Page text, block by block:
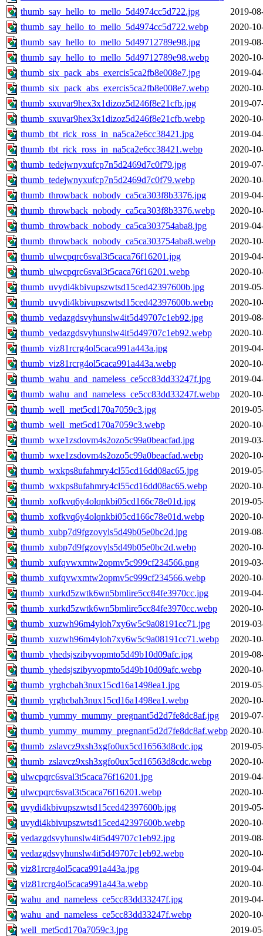
thumb_say_hello_to_mello_5d4974cc5d722.jpg
2019-
thumb_say_hello_to_mello_5d4974cc5d722.webp
2020-
thumb_say_hello_to_mello_5d49712789e98.jpg
2019-
thumb_say_hello_to_mello_5d49712789e98.webp
2020-
thumb_six_pack_abs_exercis5ca2fb8e008e7.jpg
2019-
thumb_six_pack_abs_exercis5ca2fb8e008e7.webp
2020-
thumb_sxuvar9hex3x1dizoz5d246f8e21cfb.jpg
2019-
thumb_sxuvar9hex3x1dizoz5d246f8e21cfb.webp
2020-
thumb_tbt_rick_ross_in_na5ca2e6cc38421.jpg
2019-
thumb_tbt_rick_ross_in_na5ca2e6cc38421.webp
2020-
thumb_tedejwnyxufcp7n5d2469d7c0f79.jpg
2019-
thumb_tedejwnyxufcp7n5d2469d7c0f79.webp
2020-
thumb_throwback_nobody_ca5ca303f8b3376.jpg
2019-
thumb_throwback_nobody_ca5ca303f8b3376.webp
2020-
thumb_throwback_nobody_ca5ca303754aba8.jpg
2019-
thumb_throwback_nobody_ca5ca303754aba8.webp
2020-
thumb_ulwcpqrc6sval3t5caca76f16201.jpg
2019-
thumb_ulwcpqrc6sval3t5caca76f16201.webp
2020-
thumb_uvydi4kbivupszwtsd15ced42397600b.jpg
2019-
thumb_uvydi4kbivupszwtsd15ced42397600b.webp
2020-
thumb_vedazgdsvyhunslw4it5d49707c1eb92.jpg
2019-
thumb_vedazgdsvyhunslw4it5d49707c1eb92.webp
2020-
thumb_viz81rcrg4ol5caca991a443a.jpg
2019-
thumb_viz81rcrg4ol5caca991a443a.webp
2020-
thumb_wahu_and_nameless_ce5cc83dd33247f.jpg
2019-
thumb_wahu_and_nameless_ce5cc83dd33247f.webp
2020-
thumb_well_met5cd170a7059c3.jpg
2019-
thumb_well_met5cd170a7059c3.webp
2020-
thumb_wxe1zsdovm4s2ozo5c99a0beacfad.jpg
2019-
thumb_wxe1zsdovm4s2ozo5c99a0beacfad.webp
2020-
thumb_wxkps8ufahmry4cl55cd16dd08ac65.jpg
2019-
thumb_wxkps8ufahmry4cl55cd16dd08ac65.webp
2020-
thumb_xofkvq6y4olqnkbi05cd166c78e01d.jpg
2019-
thumb_xofkvq6y4olqnkbi05cd166c78e01d.webp
2020-
thumb_xubp7d9fgzovyls5d49b05e0bc2d.jpg
2019-
thumb_xubp7d9fgzovyls5d49b05e0bc2d.webp
2020-
thumb_xufqvwxmtw2opmv5c999cf234566.png
2019-
thumb_xufqvwxmtw2opmv5c999cf234566.webp
2020-
thumb_xurkd5zwtk6wn5bmlire5cc84fe3970cc.jpg
2019-
thumb_xurkd5zwtk6wn5bmlire5cc84fe3970cc.webp
2020-
thumb_xuzwh96m4yloh7xy6w5c9a08191cc71.jpg
2019-
thumb_xuzwh96m4yloh7xy6w5c9a08191cc71.webp
2020-
thumb_yhedsjszibyvopmto5d49b10d09afc.jpg
2019-
thumb_yhedsjszibyvopmto5d49b10d09afc.webp
2020-
thumb_yrghcbah3nux15cd16a1498ea1.jpg
2019-
thumb_yrghcbah3nux15cd16a1498ea1.webp
2020-
thumb_yummy_mummy_pregnant5d2d7fe8dc8af.jpg
2019-
thumb_yummy_mummy_pregnant5d2d7fe8dc8af.webp 2020-
thumb_zslavcz9xsh3xgfo0ux5cd16563d8cdc.jpg
2019-
thumb_zslavcz9xsh3xgfo0ux5cd16563d8cdc.webp
2020-
ulwcpqrc6sval3t5caca76f16201.jpg
2019-
ulwcpqrc6sval3t5caca76f16201.webp
2020-
uvydi4kbivupszwtsd15ced42397600b.jpg
2019-
uvydi4kbivupszwtsd15ced42397600b.webp
2020-
vedazgdsvyhunslw4it5d49707c1eb92.jpg
2019-
vedazgdsvyhunslw4it5d49707c1eb92.webp
2020-
viz81rcrg4ol5caca991a443a.jpg
2019-
viz81rcrg4ol5caca991a443a.webp
2020-
wahu_and_nameless_ce5cc83dd33247f.jpg
2019-
wahu_and_nameless_ce5cc83dd33247f.webp
2020-
well_met5cd170a7059c3.jpg
2019-